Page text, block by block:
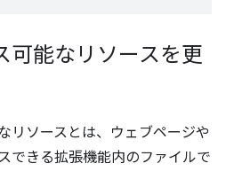
可能なリソースを更
リソースとは、ウェブページや
できる拡張機能内のファイルで